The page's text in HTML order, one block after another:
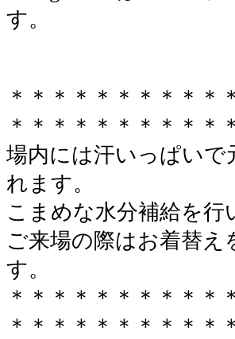
す。
＊＊＊＊＊＊＊＊＊＊
＊＊＊＊＊＊＊＊＊＊
場内には汗いっぱい
れます。
こまめな水分補給を行
ご来場の際はお着替
す。
＊＊＊＊＊＊＊＊＊＊
＊＊＊＊＊＊＊＊＊＊